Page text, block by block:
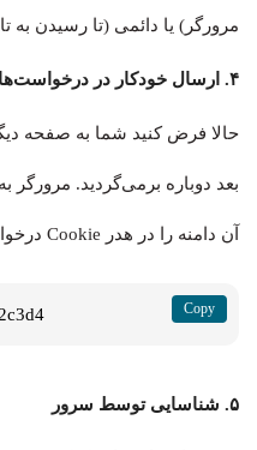
مرورگر) یا دائمی (تا رسیدن به
۴. ارسال خودکار در درخواست‌های بعدی
حالا فرض کنید شما به صفحه
بعد دوباره برمی‌گردید.
آن دامنه را در هدر Cookie درخواست جدید قرار می‌دهد:
۵. شناسایی توسط سرور